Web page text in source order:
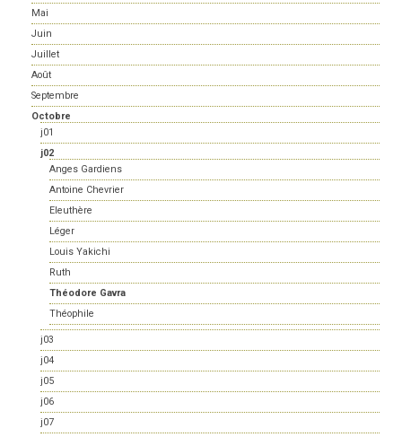
Mai
Juin
Juillet
Août
Septembre
Octobre
j01
j02
Anges Gardiens
Antoine Chevrier
Eleuthère
Léger
Louis Yakichi
Ruth
Théodore Gavra
Théophile
j03
j04
j05
j06
j07